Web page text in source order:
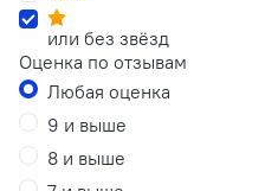
или без звёзд
Оценка по отзывам
Любая оценка
9 и выше
8 и выше